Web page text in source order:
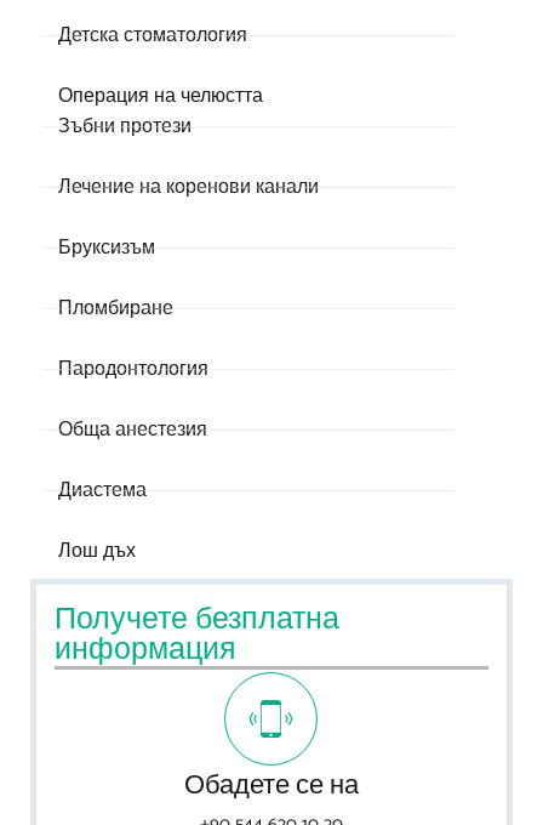
Детска стоматология
Операция на челюстта
Зъбни протези
Лечение на коренови канали
Бруксизъм
Пломбиране
Пародонтология
Обща анестезия
Диастема
Лош дъх
Получете безплатна
информация
Обадете се на